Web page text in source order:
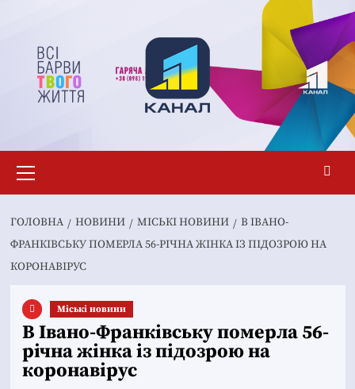
вмісту
меню
ГОЛОВНА НОВИНИ MІСЬКІ НОВИНИ
В ІВАНО-
ФРАНКІВСЬКУ ПОМЕРЛА 56-РІЧНА ЖІНКА ІЗ ПІДОЗРОЮ НА
КОРОНАВІРУС
Mіські новини
В Івано-Франківську померла 56-
річна жінка із підозрою на
коронавірус